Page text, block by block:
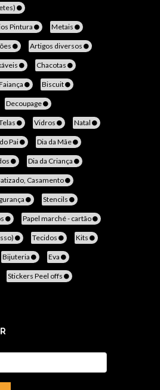
Pintura Metais
Artigos diversos
Chacotas
Biscuit
Decoupage
Vidros Natal
Pai Dia da Mãe
Dia da Criança
Casamento
Stencils
Papel marché - cartão
Tecidos Kits
Bijuteria Eva
Stickers Peel offs